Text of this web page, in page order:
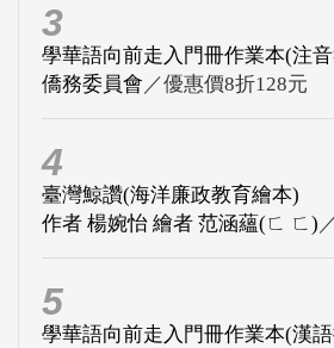
3
學華語向前走入門冊作業本(注
僑務委員會 ／優惠價8折128元
4
臺灣鯨讚(海洋廉政教育繪本)
作者 楊婉怡 繪者 范涵蘊(ㄈ ㄈ)
5
學華語向前走入門冊作業本(漢